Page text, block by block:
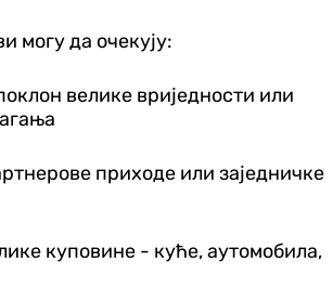
могу да очекују:
велике вриједности или
приходе или заједничке
куповине - куће, аутомобила,